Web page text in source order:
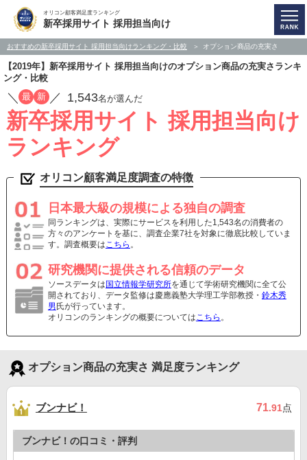
オリコン顧客満足度ランキング
新卒採用サイト 採用担当向け
おすすめの新卒採用サイト 採用担当向けランキング・比較 オプション商品の充実さ
【2019年】新卒採用サイト 採用担当向けのオプション商品の充実さランキ
ング・比較
／ 最 新 ／ 1,543名が選んだ
新卒採用サイト 採用担当向け
ランキング
オリコン顧客満足度調査の特徴
日本最大級の規模による独自の調査
同ランキングは、実際にサービスを利用した1,543名の消費者の
方々のアンケートを基に、調査企業7社を対象に徹底比較していま
す。調査概要はこちら 。
研究機関に提供される信頼のデータ
ソースデータは 国立情報学研究所を通じて学術研究機関に全て公
開されており、データ監修は慶應義塾大学理工学部教授・ 鈴木秀
男 氏が行っています。
オリコンのランキングの概要についてはこちら 。
オプション商品の充実さ 満足度ランキング
ブンナビ！ 71.91点
ブンナビ！の口コミ・評判